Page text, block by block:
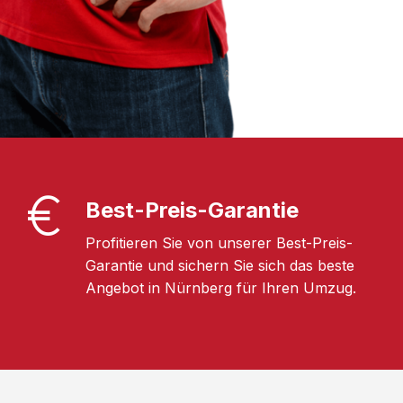
Best-Preis-Garantie
Profitieren Sie von unserer Best-Preis-
Garantie und sichern Sie sich das beste
Angebot in Nürnberg für Ihren Umzug.